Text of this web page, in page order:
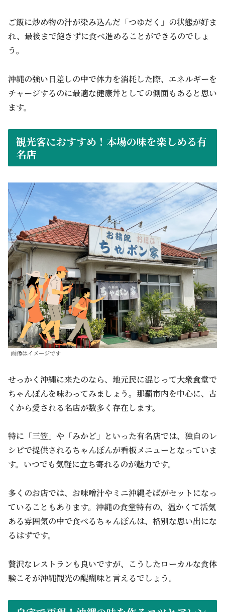
ご飯に炒め物の汁が染み込んだ「つゆだく」の状態が好ま
れ、最後まで飽きずに食べ進めることができるのでしょ
う。
沖縄の強い日差しの中で体力を消耗した際、エネルギーを
チャージするのに最適な健康丼としての側面もあると思い
ます。
観光客におすすめ！本場の味を楽しめる有
名店
画像はイメージです
せっかく沖縄に来たのなら、地元民に混じって大衆食堂で
ちゃんぽんを味わってみましょう。那覇市内を中心に、古
くから愛される名店が数多く存在します。
特に「三笠」や「みかど」といった有名店では、独自のレ
シピで提供されるちゃんぽんが看板メニューとなっていま
す。いつでも気軽に立ち寄れるのが魅力です。
多くのお店では、お味噌汁やミニ沖縄そばがセットになっ
ていることもあります。沖縄の食堂特有の、温かくて活気
ある雰囲気の中で食べるちゃんぽんは、格別な思い出にな
るはずです。
贅沢なレストランも良いですが、こうしたローカルな食体
験こそが沖縄観光の醍醐味と言えるでしょう。